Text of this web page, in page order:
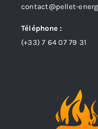
contact@pellet-
Téléphone :
(+33)7 64 07 79 31